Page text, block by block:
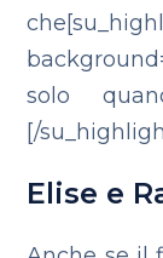
solo
[/
Elise e